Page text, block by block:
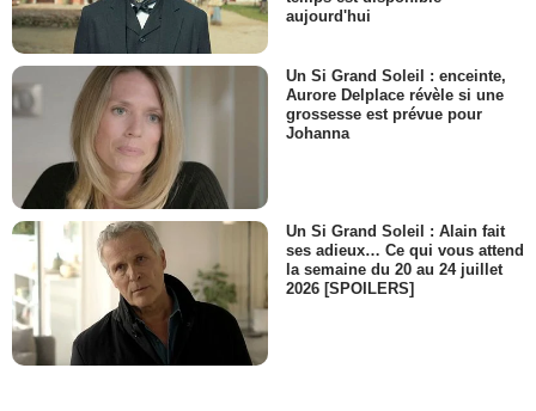
aujourd'hui
Un Si Grand Soleil : enceinte,
Aurore Delplace révèle si une
grossesse est prévue pour
Johanna
Un Si Grand Soleil : Alain fait
ses adieux… Ce qui vous attend
la semaine du 20 au 24 juillet
2026 [SPOILERS]